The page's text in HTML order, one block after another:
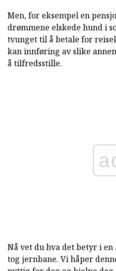
Men, for eksempel en
drømmene elskede hund i
tvunget til å betale for
kan innføring av slike
å tilfredsstille.
Nå vet du hva det betyr i
tog jernbane. Vi håper